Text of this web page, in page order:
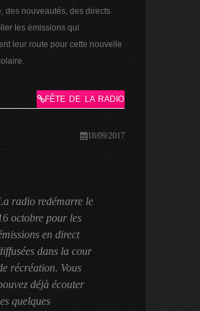
des nouveautés, des directs
les émissions qui
leur route pour cette nouvelle
FÊTE DE LA RADIO
18/09/2017
radio redémarre le
octobre pour les
en direct
dans la cour
récréation. Vous
déjà écouter
quelques